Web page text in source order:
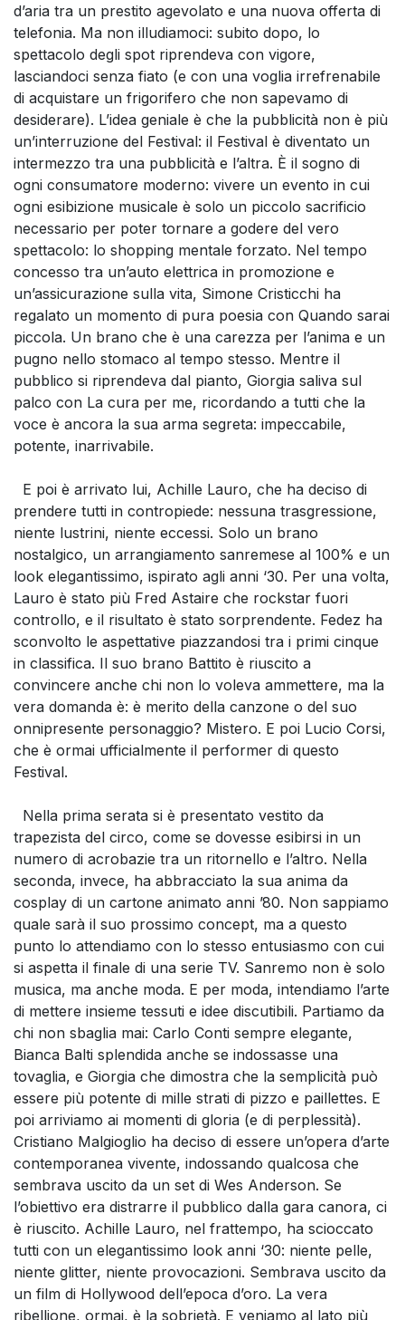
d’aria tra un prestito agevolato e una nuova offerta di
telefonia. Ma non illudiamoci: subito dopo, lo
spettacolo degli spot riprendeva con vigore,
lasciandoci senza fiato (e con una voglia irrefrenabile
di acquistare un frigorifero che non sapevamo di
desiderare). L’idea geniale è che la pubblicità non è più
un’interruzione del Festival: il Festival è diventato un
intermezzo tra una pubblicità e l’altra. È il sogno di
ogni consumatore moderno: vivere un evento in cui
ogni esibizione musicale è solo un piccolo sacrificio
necessario per poter tornare a godere del vero
spettacolo: lo shopping mentale forzato. Nel tempo
concesso tra un’auto elettrica in promozione e
un’assicurazione sulla vita, Simone Cristicchi ha
regalato un momento di pura poesia con Quando sarai
piccola. Un brano che è una carezza per l’anima e un
pugno nello stomaco al tempo stesso. Mentre il
pubblico si riprendeva dal pianto, Giorgia saliva sul
palco con La cura per me, ricordando a tutti che la
voce è ancora la sua arma segreta: impeccabile,
potente, inarrivabile.
E poi è arrivato lui, Achille Lauro, che ha deciso di
prendere tutti in contropiede: nessuna trasgressione,
niente lustrini, niente eccessi. Solo un brano
nostalgico, un arrangiamento sanremese al 100% e un
look elegantissimo, ispirato agli anni ‘30. Per una volta,
Lauro è stato più Fred Astaire che rockstar fuori
controllo, e il risultato è stato sorprendente. Fedez ha
sconvolto le aspettative piazzandosi tra i primi cinque
in classifica. Il suo brano Battito è riuscito a
convincere anche chi non lo voleva ammettere, ma la
vera domanda è: è merito della canzone o del suo
onnipresente personaggio? Mistero. E poi Lucio Corsi,
che è ormai ufficialmente il performer di questo
Festival.
Nella prima serata si è presentato vestito da
trapezista del circo, come se dovesse esibirsi in un
numero di acrobazie tra un ritornello e l’altro. Nella
seconda, invece, ha abbracciato la sua anima da
cosplay di un cartone animato anni ’80. Non sappiamo
quale sarà il suo prossimo concept, ma a questo
punto lo attendiamo con lo stesso entusiasmo con cui
si aspetta il finale di una serie TV. Sanremo non è solo
musica, ma anche moda. E per moda, intendiamo l’arte
di mettere insieme tessuti e idee discutibili. Partiamo da
chi non sbaglia mai: Carlo Conti sempre elegante,
Bianca Balti splendida anche se indossasse una
tovaglia, e Giorgia che dimostra che la semplicità può
essere più potente di mille strati di pizzo e paillettes. E
poi arriviamo ai momenti di gloria (e di perplessità).
Cristiano Malgioglio ha deciso di essere un’opera d’arte
contemporanea vivente, indossando qualcosa che
sembrava uscito da un set di Wes Anderson. Se
l’obiettivo era distrarre il pubblico dalla gara canora, ci
è riuscito. Achille Lauro, nel frattempo, ha scioccato
tutti con un elegantissimo look anni ‘30: niente pelle,
niente glitter, niente provocazioni. Sembrava uscito da
un film di Hollywood dell’epoca d’oro. La vera
ribellione, ormai, è la sobrietà. E veniamo al lato più